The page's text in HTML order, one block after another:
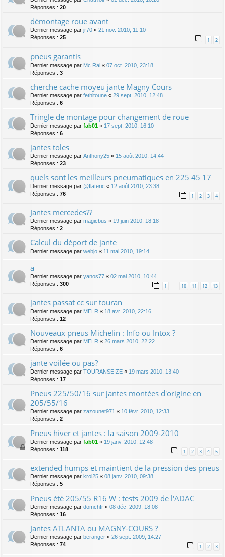
Réponses : 20
démontage roue avant
Dernier message par jr70 « 21 nov. 2010, 11:10
Réponses : 25 1 2
pneus garantis
Dernier message par Mc Rai « 07 oct. 2010, 23:18
Réponses : 3
cherche cache moyeu jante Magny Cours
Dernier message par fethitoune « 29 sept. 2010, 12:48
Réponses : 6
Tringle de montage pour changement de roue
Dernier message par fab01 « 17 sept. 2010, 16:10
Réponses : 6
jantes toles
Dernier message par Anthony25 « 15 août 2010, 14:44
Réponses : 23
quels sont les meilleurs pneumatiques en 225 45 17
Dernier message par @flateric « 12 août 2010, 23:38
Réponses : 76 1 2 3 4
Jantes mercedes??
Dernier message par magicbus « 19 juin 2010, 18:18
Réponses : 2
Calcul du déport de jante
Dernier message par webjo « 11 mai 2010, 19:14
a
Dernier message par yanos77 « 02 mai 2010, 10:44
Réponses : 300 1 10 11 12 13
jantes passat cc sur touran
Dernier message par MELR « 18 avr. 2010, 22:16
Réponses : 12
Nouveaux pneus Michelin : Info ou Intox ?
Dernier message par MELR « 26 mars 2010, 22:22
Réponses : 6
jante voilée ou pas?
Dernier message par TOURANSEIZE « 19 mars 2010, 13:40
Réponses : 17
Pneus 225/50/16 sur jantes montées d'origine en
205/55/16
Dernier message par zazounet971 « 10 févr. 2010, 12:33
Réponses : 2
Pneus hiver et jantes : la saison 2009-2010
Dernier message par fab01 « 19 janv. 2010, 12:48
Réponses : 118 1 2 3 4 5
extended humps et maintient de la pression des pneus
Dernier message par krol25 « 08 janv. 2010, 09:38
Réponses : 5
Pneus été 205/55 R16 W : tests 2009 de l'ADAC
Dernier message par domchfr « 08 déc. 2009, 18:08
Réponses : 16
Jantes ATLANTA ou MAGNY-COURS ?
Dernier message par beranger « 26 sept. 2009, 14:27
Réponses : 74 1 2 3